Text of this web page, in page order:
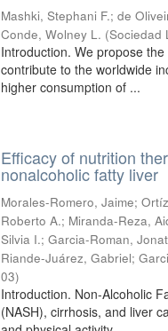
Mashki, Stephani F.;de
Conde, Wolney L. (Sociedad
Introduction. We propose
contribute to the worldwide
higher consumption of ...
Efficacy of nutrition
nonalcoholic fatty liver
Morales-Romero, Jaime;
Roberto A.; Miranda-Reza,
Silvia I.;Garcia-Roman,
Riande-Juárez, Gabriel;
03)
Introduction. Non-Alcoholic
(NASH), cirrhosis, and liver